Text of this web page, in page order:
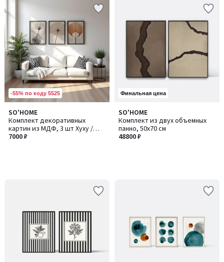
-55% по коду 5525
SO'HOME
Комплект декоративных
картин из МДФ, 3 шт Хуху /
Хуху481S
7000 ₽
Финальная цена
SO'HOME
Комплект из двух объемных
панно, 50х70 см
48800 ₽